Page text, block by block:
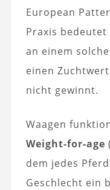
European
Praxis bedeutet
an einem
einen
nicht gewinnt.
Waagen
Weight-for-age
dem jedes
Geschlecht ein